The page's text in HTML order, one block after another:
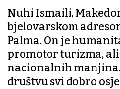
Nuhi Ismaili,
bjelovarskom
Palma. On je
promotor turizma,
nacionalnih manjina.
društvu svi dobro